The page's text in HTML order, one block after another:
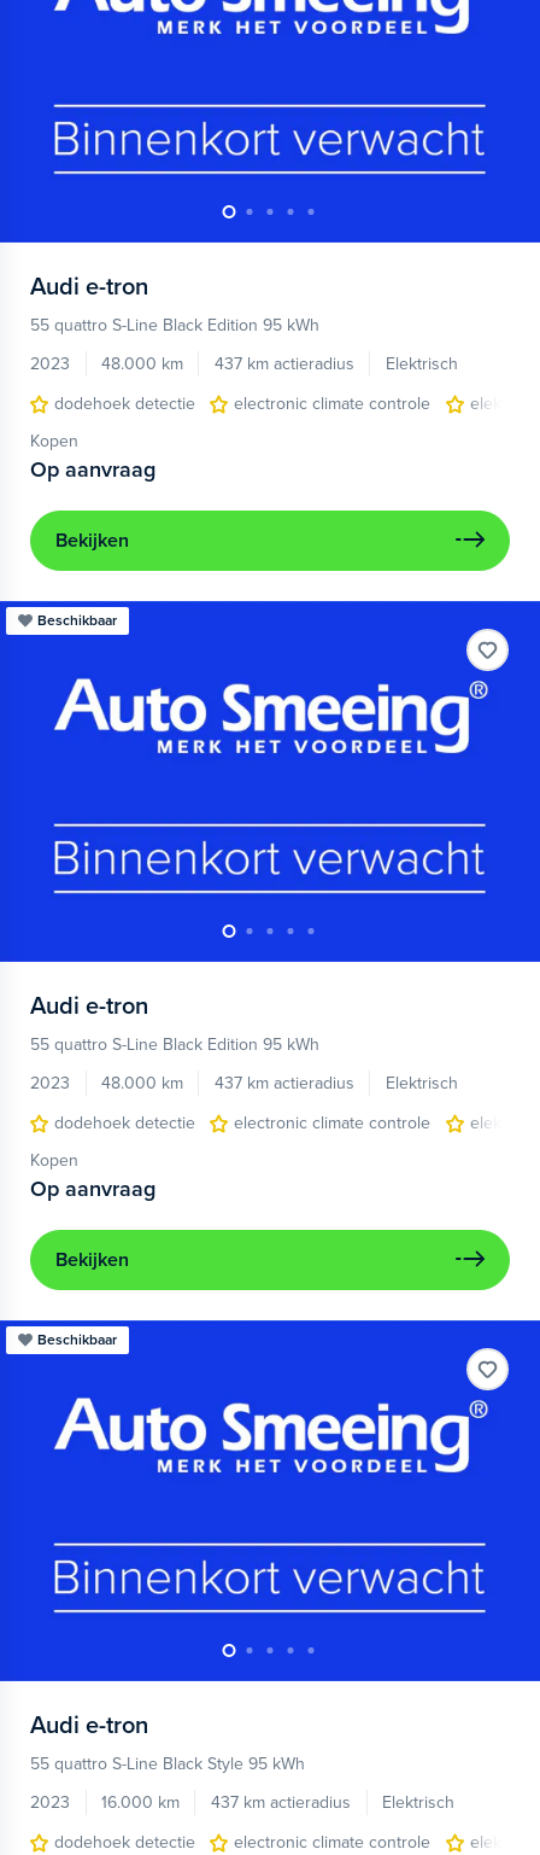
Audi e-tron
55 quattro S-Line Black Edition 95 kWh
2023
48.000 km 437 km actieradius
Elektrisch
dodehoek detectie
electronic climate controle
Kopen
Op aanvraag
Bekijken
Beschikbaar
Audi e-tron
55 quattro S-Line Black Edition 95 kWh
2023
48.000 km 437 km actieradius
Elektrisch
dodehoek detectie
electronic climate controle
Kopen
Op aanvraag
Bekijken
Beschikbaar
Audi e-tron
55 quattro S-Line Black Style 95 kWh
2023
16.000 km 437 km actieradius
Elektrisch
dodehoek detectie
electronic climate controle